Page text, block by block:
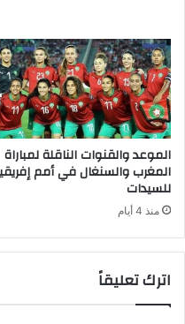
الموعد والقنوات الناقلة لمباراة
المغرب والسنغال في أمم
للسيدات
منذ 4 أيام
اترك تعليقاً